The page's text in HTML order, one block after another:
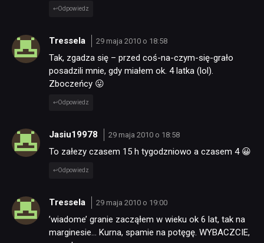
Odpowiedz
Tressela 29 maja 2010 o 18:58
Tak, zgadza się – przed coś-na-czym-się-grało
posadzili mnie, gdy miałem ok. 4 latka (lol).
Zboczeńcy 😛
Odpowiedz
Jasiu19978 29 maja 2010 o 18:58
To załezy czasem 15 h tygodzniowo a czasem 4 😀
Odpowiedz
Tressela 29 maja 2010 o 19:00
’wiadome’ granie zacząłem w wieku ok 6 lat, tak na
marginesie… Kurna, spamie na potęgę. WYBACZCIE,